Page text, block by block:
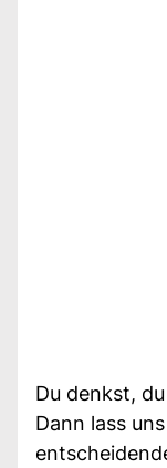
Du denkst,
Dann lass